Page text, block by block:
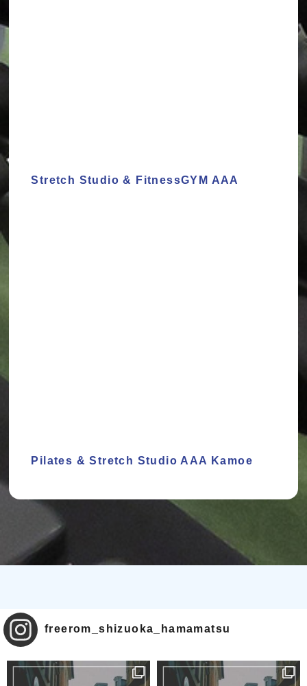
Stretch Studio & FitnessGYM AAA
Pilates & Stretch Studio AAA Kamoe
freerom_shizuoka_hamamatsu